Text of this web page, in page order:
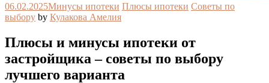
06.02.2025Минусы ипотеки Плюсы ипотеки Советы по
выбору by Кулакова Амелия
Плюсы и минусы ипотеки от
застройщика – советы по выбору
лучшего варианта